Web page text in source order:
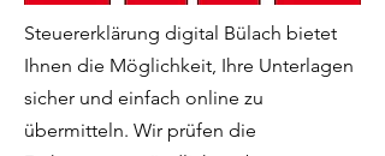
Steuererklärung digital Bülach bietet
Ihnen die Möglichkeit, Ihre Unterlagen
sicher und einfach online zu
übermitteln. Wir prüfen die